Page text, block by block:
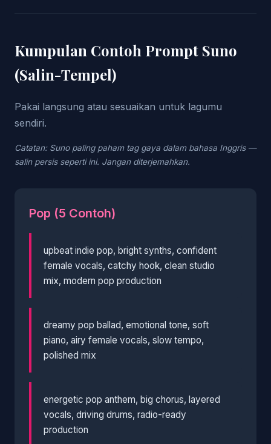
Kumpulan Contoh Prompt Suno
(Salin-Tempel)
Pakai langsung atau sesuaikan untuk lagumu
sendiri.
Catatan: Suno paling paham tag gaya dalam bahasa Inggris —
salin persis seperti ini. Jangan diterjemahkan.
Pop (5 Contoh)
upbeat indie pop, bright synths, confident
female vocals, catchy hook, clean studio
mix, modern pop production
dreamy pop ballad, emotional tone, soft
piano, airy female vocals, slow tempo,
polished mix
energetic pop anthem, big chorus, layered
vocals, driving drums, radio-ready
production